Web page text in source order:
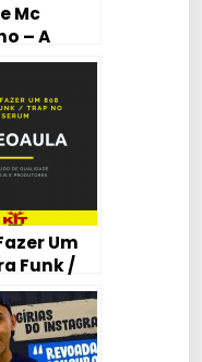
Mc
– A
ta
Aula
Teclado )
Um
Funk /
Serum
Para